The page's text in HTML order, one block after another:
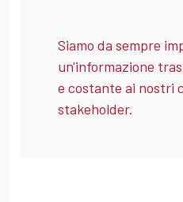
Siamo da sempre
un'informazione
e costante ai nostri
stakeholder.